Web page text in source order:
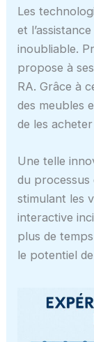
Les
et
inoubliable.
propose à
RA. Grâce à
des meubles
de les acheter
Une telle
du processus
stimulant les
interactive
plus de
le potentiel